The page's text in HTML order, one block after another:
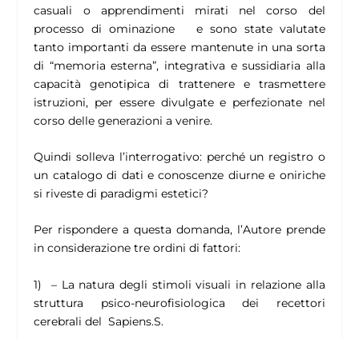
casuali o apprendimenti mirati nel corso del
processo di ominazione e sono state valutate
tanto importanti da essere mantenute in una sorta
di “memoria esterna”, integrativa e sussidiaria alla
capacità genotipica di trattenere e trasmettere
istruzioni, per essere divulgate e perfezionate nel
corso delle generazioni a venire.
Quindi solleva l’interrogativo: perché un registro o
un catalogo di dati e conoscenze diurne e oniriche
si riveste di paradigmi estetici?
Per rispondere a questa domanda, l’Autore prende
in considerazione tre ordini di fattori:
1) – La natura degli stimoli visuali in relazione alla
struttura psico-neurofisiologica dei recettori
cerebrali del Sapiens.S.